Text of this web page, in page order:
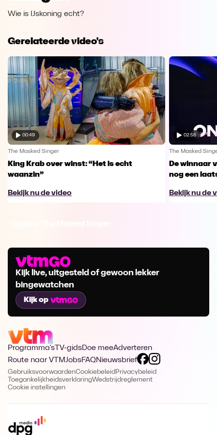
Wie is IJskoning echt?
Gerelateerde video's
00:49
The Masked Singer
King Krab over winst: “Het is echt
waanzin”
Bekijk nu de video
02:56
The Masked
De winnaar
nog een
Bekijk nu de
Kijk live, uitgesteld of gewoon lekker
bingewatchen
Kijk op
Programma's TV-gidsDoe meeAdverteren
Route naar VTMJobsFAQNieuwsbrief
GebruiksvoorwaardenCookiebeleid Privacybeleid
ToegankelijkheidsverklaringWedstrijdreglement
Cookie instellingen